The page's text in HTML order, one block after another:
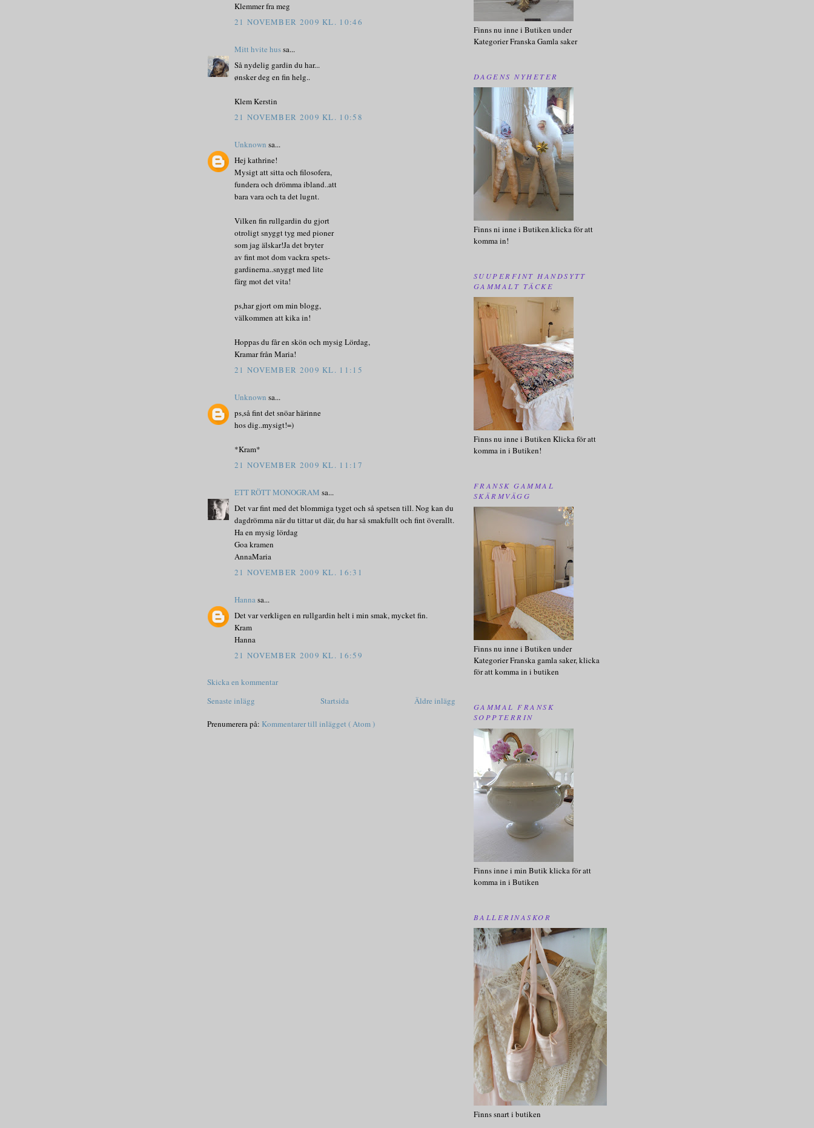
Klemmer fra meg
21 NOVEMBER 2009 KL. 10:46
Mitt hvite hussa...
Så nydelig gardin du har...
ønsker deg en fin helg..
Klem Kerstin
21 NOVEMBER 2009 KL. 10:58
Unknown sa...
Hej kathrine!
Mysigt att sitta och filosofera,
fundera och drömma ibland..att
bara vara och ta det lugnt.
Vilken fin rullgardin du gjort
otroligt snyggt tyg med pioner
som jag älskar!Ja det bryter
av fint mot dom vackra spets-
gardinerna..snyggt med lite
färg mot det vita!
ps,har gjort om min blogg,
välkommen att kika in!
Hoppas du får en skön och mysig Lördag,
Kramar från Maria!
21 NOVEMBER 2009 KL. 11:15
Unknown sa...
ps,så fint det snöar härinne
hos dig..mysigt!=)
*Kram*
21 NOVEMBER 2009 KL. 11:17
ETT RÖTT MONOGRAM sa...
Det var fint med det blommiga tyget och så spetsen till. Nog kan du
dagdrömma när du tittar ut där, du har så smakfullt och fint överallt.
Ha en mysig lördag
Goa kramen
AnnaMaria
21 NOVEMBER 2009 KL. 16:31
Hannasa...
Det var verkligen en rullgardin helt i min smak, mycket fin.
Kram
Hanna
21 NOVEMBER 2009 KL. 16:59
Skicka en kommentar
Senaste inlägg
Äldre inlägg
Startsida
Prenumerera på: Kommentarer till inlägget ( Atom )
Finns nu inne i Butiken under
Kategorier Franska Gamla saker
DAGENS NYHETER
Finns ni inne i Butiken.klicka för att
komma in!
SUUPERFINT HANDSYTT
GAMMALT TÄCKE
Finns nu inne i Butiken Klicka för att
komma in i Butiken!
FRANSK GAMMAL
SKÄRMVÄGG
Finns nu inne i Butiken under
Kategorier Franska gamla saker, klicka
för att komma in i butiken
GAMMAL FRANSK
SOPPTERRIN
Finns inne i min Butik klicka för att
komma in i Butiken
BALLERINASKOR
Finns snart i butiken